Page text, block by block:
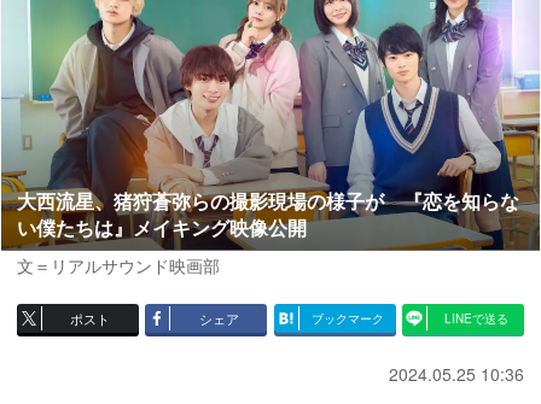
大西流星、猪狩蒼弥らの撮影現場の様子が 『恋を知らな
い僕たちは』メイキング映像公開
文＝リアルサウンド映画部
ポスト シェア ブックマーク LINEで送る
2024.05.25 10:36